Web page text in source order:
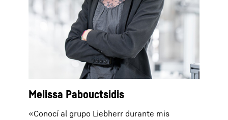
Melissa Pabouctsidis
«Conocí al grupo Liebherr durante mis